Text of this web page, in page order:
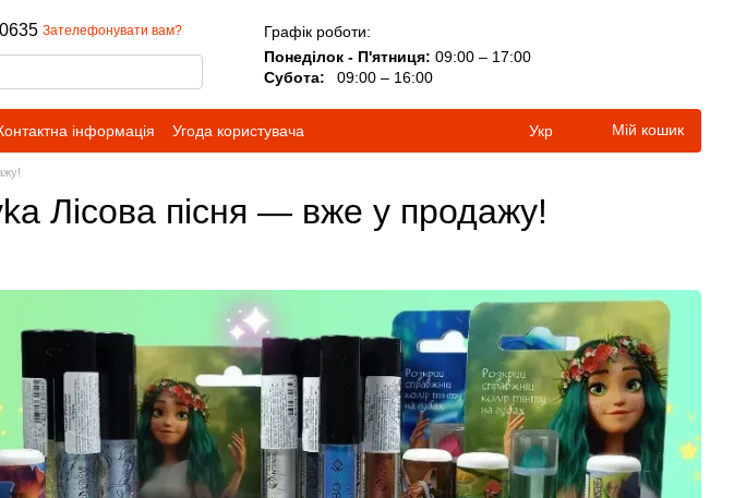
Зателефонувати вам?
Графік роботи:
Понеділок - П'ятниця: 09:00 – 17:00
Субота:
09:00 – 16:00
інформація Угода користувача Укр Мій кошик
Лісова пісня — вже у продажу!